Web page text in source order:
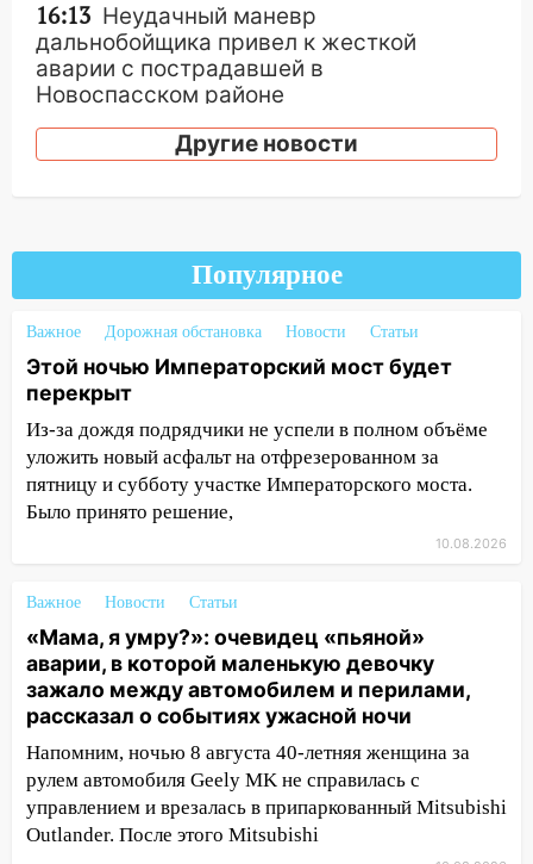
16:13 Неудачный маневр
дальнобойщика привел к жесткой
аварии с пострадавшей в
Новоспасском районе
16:13
В Ульяновске перед судом
предстанут 24 участника криминальной
Ульяновской области перевернулась
15:13
Семьям погибших и
пострадавшим в Нижнекамске окажут
материальную помощь
15:05 Столкновение двух «Лад» в
Димитровграде: пассажирка оказалась
в больнице
14:23 В Вешкаймском районе
14:21
Волонтеры «ЛизаАлерт»
8 августа в шторм ульяновского
блогера
14:00 Этой ночью Императорский мост
будет перекрыт
13:49 Сотрудники СУ СК России по
Ульяновской области вручили ключи от
квартир сиротам и детям, оставшихся
Другие новости
Популярное
Важное Дорожная обстановка Новости Статьи
Этой ночью Императорский мост будет
перекрыт
Из-за дождя подрядчики не успели в полном объёме
уложить новый асфальт на отфрезерованном за
пятницу и субботу участке Императорского моста.
Было принято решение,
10.08.2026
Важное Новости Статьи
«Мама, я умру?»: очевидец «пьяной»
аварии, в которой маленькую девочку
зажало между автомобилем и перилами,
рассказал о событиях ужасной ночи
Напомним, ночью 8 августа 40-летняя женщина за
рулем автомобиля Geely MK не справилась с
управлением и врезалась в припаркованный Mitsubishi
Outlander. После этого Mitsubishi